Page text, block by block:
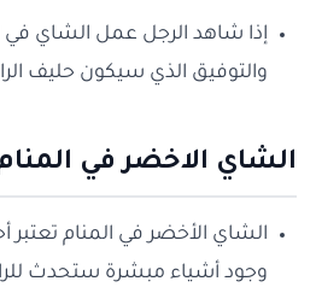
إذا شاهد الرجل عمل الشاي في
والتوفيق الذي سيكون حليف
الشاي الاخضر في
الشاي الأخضر في المنام تعتبر
وجود أشياء مبشرة ستحدث